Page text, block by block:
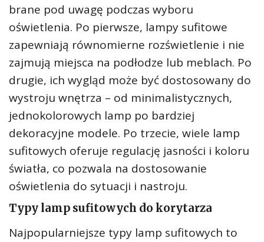
brane pod uwagę podczas wyboru
oświetlenia. Po pierwsze, lampy sufitowe
zapewniają równomierne rozświetlenie i nie
zajmują miejsca na podłodze lub meblach. Po
drugie, ich wygląd może być dostosowany do
wystroju wnętrza – od minimalistycznych,
jednokolorowych lamp po bardziej
dekoracyjne modele. Po trzecie, wiele lamp
sufitowych oferuje regulację jasności i koloru
światła, co pozwala na dostosowanie
oświetlenia do sytuacji i nastroju.
Typy lamp sufitowych do korytarza
Najpopularniejsze typy lamp sufitowych to